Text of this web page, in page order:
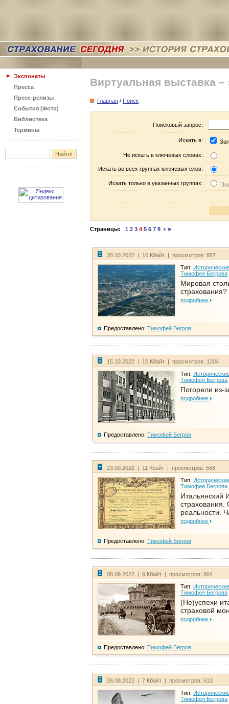
Экспонаты
Пресса
Пресс-релизы
События (Фото)
Библиотека
Термины
Виртуальная выставка –
Главная / Поиск
Поисковый запрос:
Искать в:
Не искать в ключевых словах:
Искать во всех группах ключевых слов:
Искать только в указанных группах:
Страницы: 1 2 3 4 5 6 7 8
28.10.2022 | 10 Кбайт | просмотров: 887
Тип:
Тимофея Бегрова
Мировая
страхования?
подробнее
Предоставлено: Тимофей Бегров
15.10.2022 | 10 Кбайт | просмотров: 1204
Тип:
Тимофея Бегрова
Погорели из-
подробнее
Предоставлено: Тимофей Бегров
23.09.2022 | 11 Кбайт | просмотров: 568
Тип:
Тимофея Бегрова
Итальянский
страхования.
реальности.
подробнее
Предоставлено: Тимофей Бегров
08.09.2022 | 9 Кбайт | просмотров: 804
Тип:
Тимофея Бегрова
(Не)успехи
страховой
подробнее
Предоставлено: Тимофей Бегров
26.08.2022 | 7 Кбайт | просмотров: 613
Тип:
Тимофея Бегрова